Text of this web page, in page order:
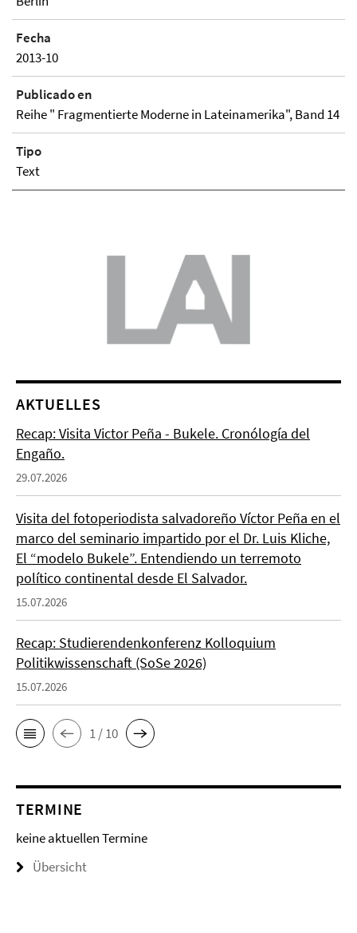
Fecha
2013-10
Publicado en
Reihe " Fragmentierte Moderne in Lateinamerika", Band 14
Tipo
Text
AKTUELLES
Recap: Visita Victor Peña - Bukele. Cronólogía del
Engaño.
29.07.2026
Visita del fotoperiodista salvadoreño Víctor Peña en el
marco del seminario impartido por el Dr. Luis Kliche,
El “modelo Bukele”. Entendiendo un terremoto
político continental desde El Salvador.
15.07.2026
Recap: Studierendenkonferenz Kolloquium
Politikwissenschaft (SoSe 2026)
15.07.2026
1 / 10
TERMINE
keine aktuellen Termine
Übersicht